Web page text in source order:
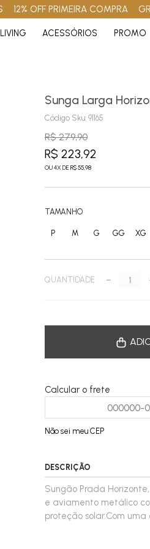
12% OFF PRIMEIRA COMPRA
LIVING ACESSÓRIOS PROMO
Sunga Larga
Código Sku: 91165
R$ 279,90
R$ 223,92
OU4X DER$ 55,98
TAMANHO
P M G GG XG
QUANTIDADE -
Calcular o frete
Não sei meu CEP
DESCRIÇÃO
Sungão Prada
e aviamento metálico
proteção solar.Com